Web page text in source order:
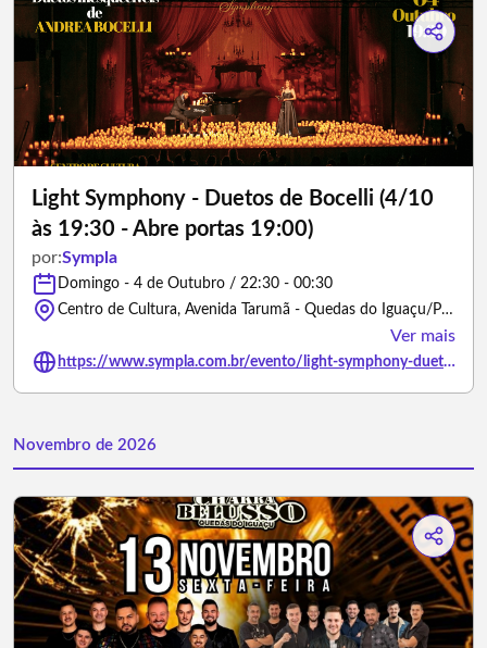
Light Symphony - Duetos de Bocelli (4/10
às 19:30 - Abre portas 19:00)
por:Sympla
Domingo - 4 de Outubro / 22:30 - 00:30
Centro de Cultura, Avenida Tarumã - Quedas do Iguaçu/Paraná
Ver mais
https://www.sympla.com.br/evento/light-symphony-duetos-de-bocelli-4-10-as-19-30-abre-portas-19-00/3456726
Novembro de 2026